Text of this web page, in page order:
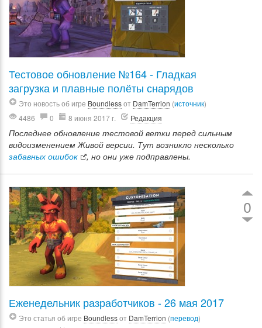
Тестовое обновление №164 - Гладкая
загрузка и плавные полёты снарядов
Это новость об игре Boundlessот DamTerrion (источник)
4486
0 8 июня 2017 г. Редакция
Последнее обновление тестовой ветки перед сильным
видоизменением Живой версии. Тут возникло несколько
забавных ошибок
, но они уже подправлены.
0
Еженедельник разработчиков - 26 мая 2017
Это статья об игре Boundlessот DamTerrion (перевод)